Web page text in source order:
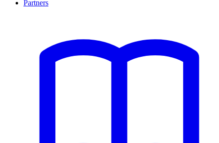
Partners